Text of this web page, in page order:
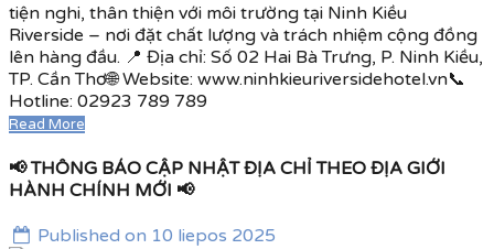
tiện nghi, thân thiện với môi trường tại Ninh Kiều
Riverside – nơi đặt chất lượng và trách nhiệm cộng đồng
lên hàng đầu. 📍 Địa chỉ: Số 02 Hai Bà Trưng, P. Ninh Kiều,
TP. Cần Thơ🌐 Website: www.ninhkieuriversidehotel.vn📞
Hotline: 02923 789 789
Read More
📢 THÔNG BÁO CẬP NHẬT ĐỊA CHỈ THEO ĐỊA GIỚI
HÀNH CHÍNH MỚI 📢
Published on 10 liepos 2025